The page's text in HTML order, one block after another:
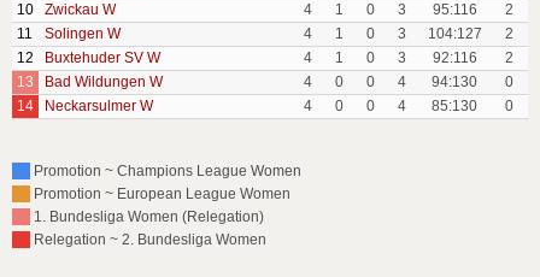
10
Zwickau W 4 1 0 3 95:116
2
11
Solingen W 4 1 0 3 104:127
2
12
Buxtehuder SV W 4 1 0 3 92:116
2
13
Bad Wildungen W 4 0 0 4 94:130
0
14
Neckarsulmer W 4 0 0 4 85:130 0
Promotion ~ Champions League Women
Promotion ~ European League Women
1. Bundesliga Women (Relegation)
Relegation ~ 2. Bundesliga Women